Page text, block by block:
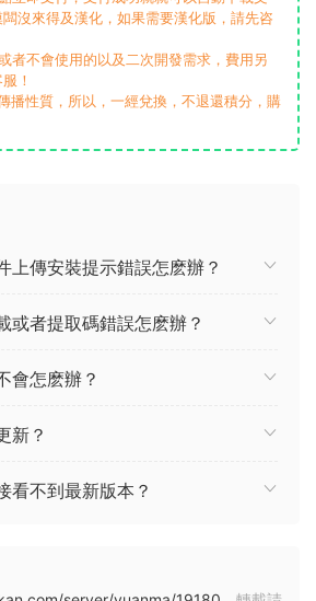
沒來得及漢化，如果需要漢化版，請先咨
者不會使用的以及二次開發需求，費用另
！
播性質，所以，一經兌換，不退還積分，購
上傳安裝提示錯誤怎麽辦？
或者提取碼錯誤怎麽辦？
會怎麽辦？
新？
看不到最新版本？